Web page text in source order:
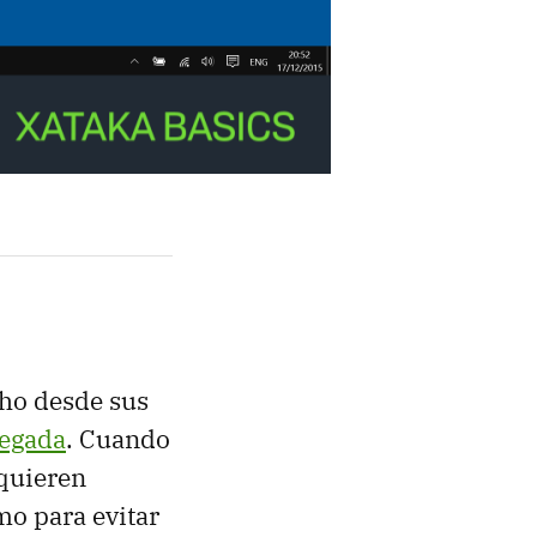
desde sus
. Cuando
para evitar